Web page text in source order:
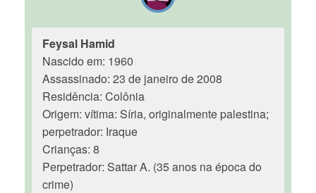
Feysal Hamid
Nascido em: 1960
Assassinado: 23 de janeiro de 2008
Residência: Colônia
Origem: vítima: Síria, originalmente palestina;
perpetrador: Iraque
Crianças: 8
Perpetrador: Sattar A. (35 anos na época do
crime)